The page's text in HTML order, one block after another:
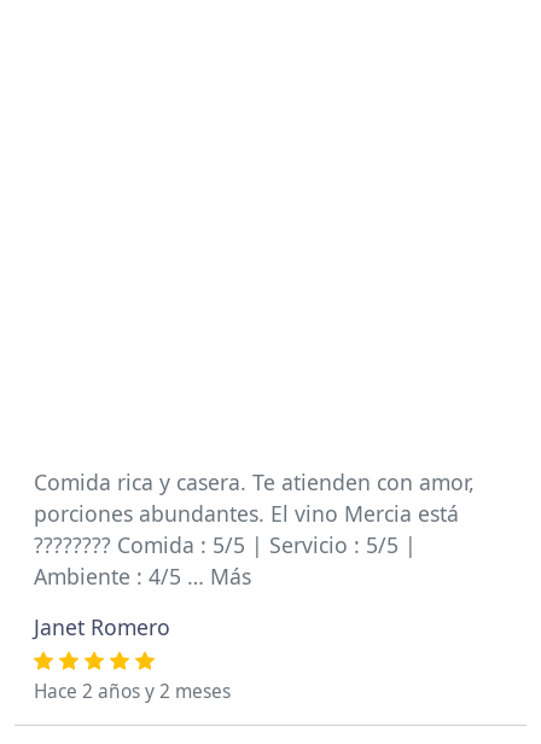
Comida rica y casera. Te atienden con amor,
porciones abundantes. El vino Mercia está
???????? Comida : 5/5 | Servicio : 5/5 |
Ambiente : 4/5 … Más
Janet Romero
Hace 2 años y 2 meses